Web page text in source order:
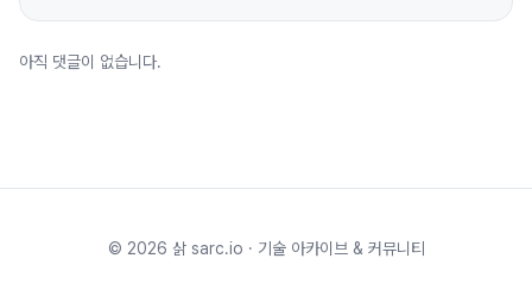
아직 댓글이 없습니다.
© 2026 삵 sarc.io · 기술 아카이브 & 커뮤니티